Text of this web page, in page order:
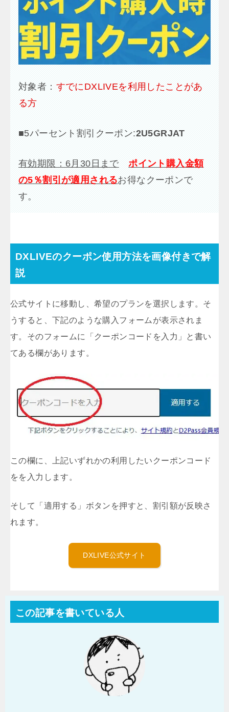
対象者： すでにDXLIVEを利用したことがあ
る方
■5パーセント割引クーポン:2U5GRJAT
有効期限：6月30日まで
ポイント購入金額
の5％割引が適用されるお得なクーポンで
す。
DXLIVEのクーポン使用方法を画像付きで解
説
公式サイトに移動し、希望のプランを選択します。そ
うすると、下記のような購入フォームが表示されま
す。そのフォームに「クーポンコードを入力」と書い
てある欄があります。
この欄に、上記いずれかの利用したいクーポンコード
をを入力します。
そして「適用する」ボタンを押すと、割引額が反映さ
れます。
DXLIVE公式サイト
この記事を書いている人